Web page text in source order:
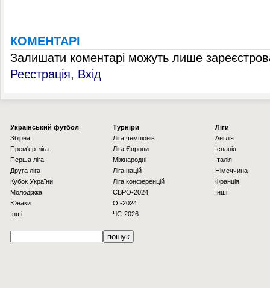
КОМЕНТАРІ
Залишати коментарі можуть лише
Реєстрація, Вхід
Українcький футбол
Збірна
Прем'єр-ліга
Перша ліга
Друга ліга
Кубок України
Молодіжка
Юнаки
Інші
Турніри
Ліга чемпіонів
Ліга Європи
Міжнародні
Ліга націй
Ліга конференцій
ЄВРО-2024
OI-2024
ЧС-2026
Ліги
Англія
Іспанія
Італія
Німеччина
Франція
Інші